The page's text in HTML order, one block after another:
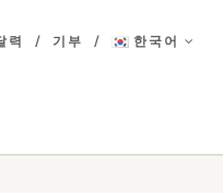
력 기부 한국어